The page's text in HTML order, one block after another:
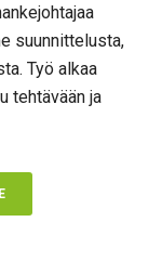
suunnittelusta,
Työ alkaa
tehtävään ja